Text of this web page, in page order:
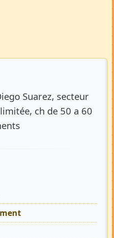
Suarez, secteur
ch de 50 a 60